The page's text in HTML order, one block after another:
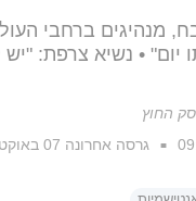
מנהיגים ברחבי
יום" • נשיא צרפת:
החוץ
■ גרסה אחרונה 07 באוקטובר 2025, 10:59